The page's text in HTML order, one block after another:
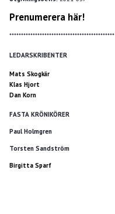
Prenumerera här!
*********************************************
LEDARSKRIBENTER
Mats Skogkär
Klas Hjort
Dan Korn
FASTA KRÖNIKÖRER
Paul Holmgren
Torsten Sandström
Birgitta Sparf